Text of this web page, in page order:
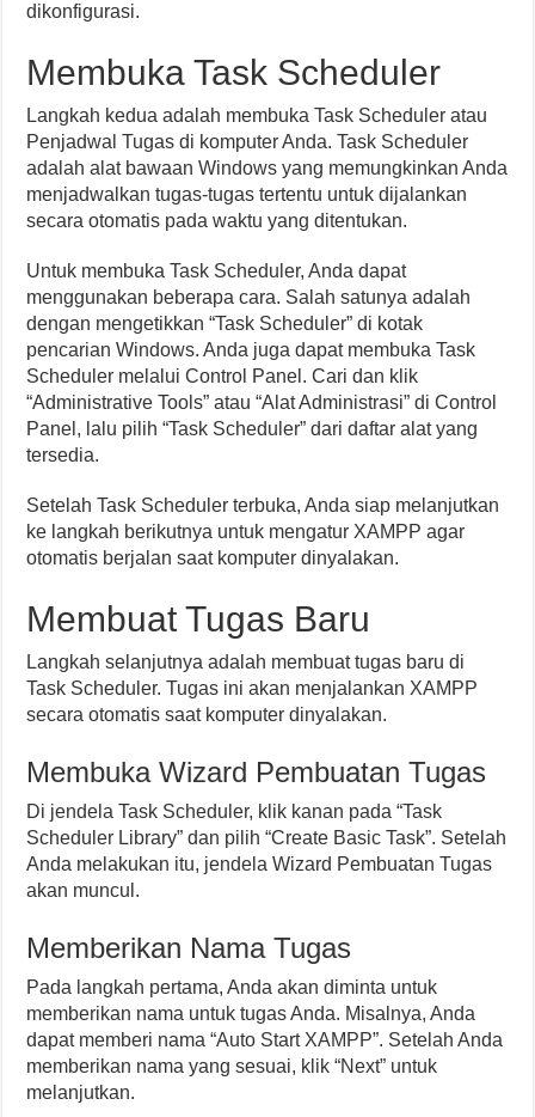
dikonfigurasi.
Membuka Task Scheduler
Langkah kedua adalah membuka Task Scheduler atau
Penjadwal Tugas di komputer Anda. Task Scheduler
adalah alat bawaan Windows yang memungkinkan Anda
menjadwalkan tugas-tugas tertentu untuk dijalankan
secara otomatis pada waktu yang ditentukan.
Untuk membuka Task Scheduler, Anda dapat
menggunakan beberapa cara. Salah satunya adalah
dengan mengetikkan “Task Scheduler” di kotak
pencarian Windows. Anda juga dapat membuka Task
Scheduler melalui Control Panel. Cari dan klik
“Administrative Tools” atau “Alat Administrasi” di Control
Panel, lalu pilih “Task Scheduler” dari daftar alat yang
tersedia.
Setelah Task Scheduler terbuka, Anda siap melanjutkan
ke langkah berikutnya untuk mengatur XAMPP agar
otomatis berjalan saat komputer dinyalakan.
Membuat Tugas Baru
Langkah selanjutnya adalah membuat tugas baru di
Task Scheduler. Tugas ini akan menjalankan XAMPP
secara otomatis saat komputer dinyalakan.
Membuka Wizard Pembuatan Tugas
Di jendela Task Scheduler, klik kanan pada “Task
Scheduler Library” dan pilih “Create Basic Task”. Setelah
Anda melakukan itu, jendela Wizard Pembuatan Tugas
akan muncul.
Memberikan Nama Tugas
Pada langkah pertama, Anda akan diminta untuk
memberikan nama untuk tugas Anda. Misalnya, Anda
dapat memberi nama “Auto Start XAMPP”. Setelah Anda
memberikan nama yang sesuai, klik “Next” untuk
melanjutkan.